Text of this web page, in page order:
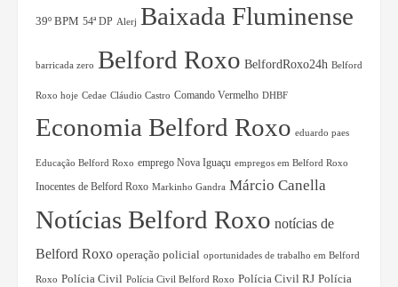
39º BPM 54ª DP Alerj Baixada Fluminense
barricada zero Belford Roxo BelfordRoxo24h Belford
Roxo hoje Cedae Cláudio Castro Comando Vermelho DHBF
Economia Belford Roxo eduardo paes
Educação Belford Roxo emprego Nova Iguaçu empregos em Belford Roxo
Inocentes de Belford Roxo Markinho Gandra Márcio Canella
Notícias Belford Roxo notícias de
Belford Roxo operação policial oportunidades de trabalho em Belford
Roxo Polícia Civil Polícia Civil Belford Roxo Polícia Civil RJ Polícia